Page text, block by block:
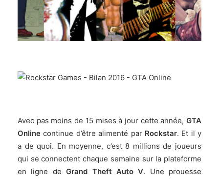
Avec pas moins de 15 mises à jour cette année,GTA
Online continue d’être alimenté parRockstar. Et il y
a de quoi. En moyenne, c’est 8 millions de joueurs
qui se connectent chaque semaine sur la plateforme
en ligne deGrand Theft Auto V. Une prouesse